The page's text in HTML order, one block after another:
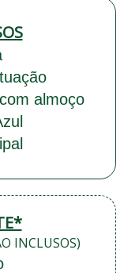
almoço
INCLUSOS)